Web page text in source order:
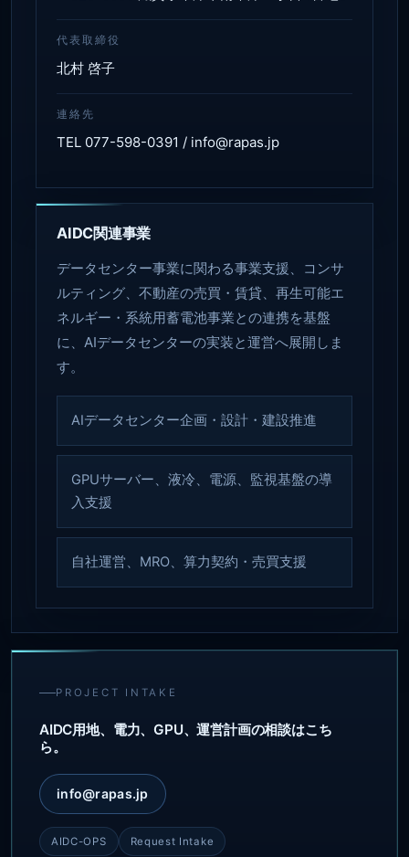
代表取締役
北村 啓子
連絡先
TEL 077-598-0391 / info@rapas.jp
AIDC関連事業
データセンター事業に関わる事業支援、コンサ
ルティング、不動産の売買・賃貸、再生可能エ
ネルギー・系統用蓄電池事業との連携を基盤
に、AIデータセンターの実装と運営へ展開しま
す。
AIデータセンター企画・設計・建設推進
GPUサーバー、液冷、電源、監視基盤の導
入支援
自社運営、MRO、算力契約・売買支援
PROJECT INTAKE
AIDC用地、電力、GPU、運営計画の相談はこち
ら。
info@rapas.jp
AIDC-OPS Request Intake